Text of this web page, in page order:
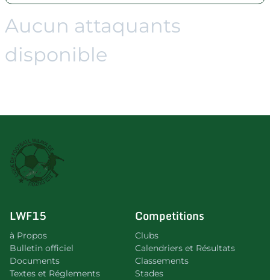
Aucun attaquants
disponible
LWF15
à Propos
Bulletin officiel
Documents
Textes et Réglements
Competitions
Clubs
Calendriers et Résultats
Classements
Stades